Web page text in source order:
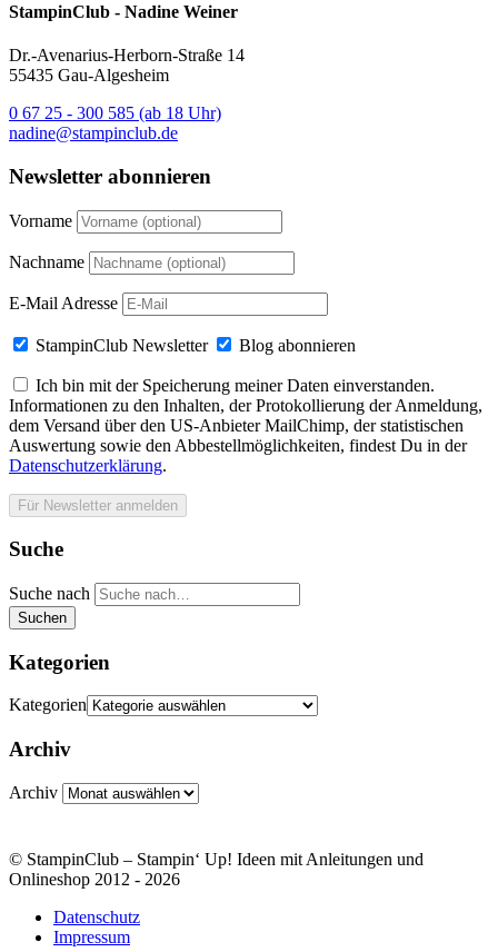
StampinClub - Nadine Weiner
Dr.-Avenarius-Herborn-Straße 14
55435 Gau-Algesheim
0 67 25 - 300 585 (ab 18 Uhr)
nadine@stampinclub.de
Newsletter abonnieren
Vorname
Nachname
E-Mail Adresse
StampinClub Newsletter Blog abonnieren
Ich bin mit der Speicherung meiner Daten einverstanden.
Informationen zu den Inhalten, der Protokollierung der Anmeldung,
dem Versand über den US-Anbieter MailChimp, der statistischen
Auswertung sowie den Abbestellmöglichkeiten, findest Du in der
Datenschutzerklärung.
Suche
Suche nach
Suchen
Kategorien
Kategorien
Archiv
Archiv
© StampinClub – Stampin‘ Up! Ideen mit Anleitungen und
Onlineshop 2012 - 2026
Datenschutz
Impressum